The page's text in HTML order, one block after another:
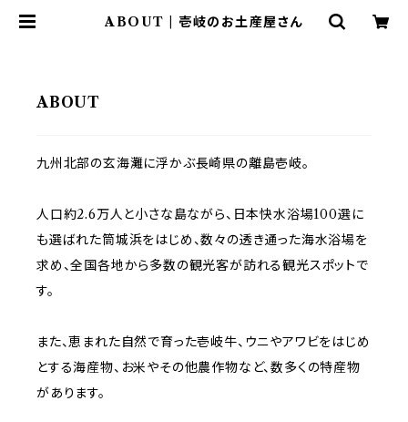
ABOUT | 壱岐のお土産屋さん
ABOUT
九州北部の玄海灘に浮かぶ長崎県の離島壱岐。
人口約2.6万人と小さな島ながら、日本快水浴場100選に
も選ばれた筒城浜をはじめ、数々の透き通った海水浴場を
求め、全国各地から多数の観光客が訪れる観光スポットで
す。
また、恵まれた自然で育った壱岐牛、ウニやアワビをはじめ
とする海産物、お米やその他農作物など、数多くの特産物
があります。